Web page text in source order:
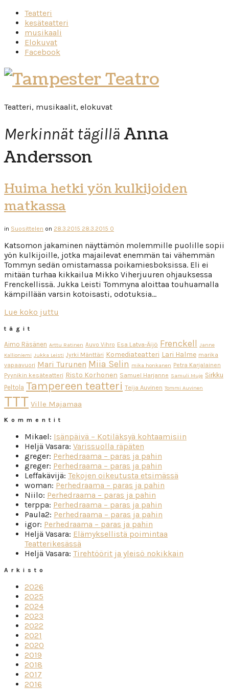
Teatteri
kesäteatteri
musikaali
Elokuvat
Facebook
Tampester
Teatro
Teatteri, musikaalit, elokuvat
Merkinnät tägillä Anna
Andersson
Huima hetki yön kulkijoiden
matkassa
in Suosittelen on 28.3.2015 28.3.2015 0
Katsomon jakaminen näyttämön molemmille puolille sopii
yön kulkijoille, jotka majailevat enemmän tai vähemmän
Tommyn sedän omistamassa poikamiesboksissa. Eli ei
mitään turhaa kikkailua Mikko Viherjuuren ohjauksessa
Frenckellissä. Jukka Leisti Tommyna aloittaa touhuamalla
kämpillään varsin kotoisasti, odotuksia…
Lue koko juttu
tägit
Aimo Räsänen Arttu Ratinen Auvo Vihro Esa Latva-Äijö Frenckell Janne
Kallioniemi Jukka Leisti Jyrki Mänttäri Komediateatteri Lari Halme marika
vapaavuori Mari Turunen Miia Selin mika honkanen Petra Karjalainen
Pyynikin kesäteatteri Risto Korhonen Samuel Harjanne Samuli Muje Sirkku
Peltola Tampereen teatteri Teija Auvinen Tommi Auvinen
TTT Ville Majamaa
Kommentit
Mikael: Isänpäivä – Kotiläksyä kohtaamisiin
Heljä Vasara: Varissuolla räpäten
greger: Perhedraama – paras ja pahin
greger: Perhedraama – paras ja pahin
Leffakävijä: Tekojen oikeutusta etsimässä
woman: Perhedraama – paras ja pahin
Niilo: Perhedraama – paras ja pahin
terppa: Perhedraama – paras ja pahin
Paula2: Perhedraama – paras ja pahin
igor: Perhedraama – paras ja pahin
Heljä Vasara: Elämyksellistä poimintaa
Teatterikesässä
Heljä Vasara: Tirehtöörit ja yleisö nokikkain
Arkisto
2026
2025
2024
2023
2022
2021
2020
2019
2018
2017
2016